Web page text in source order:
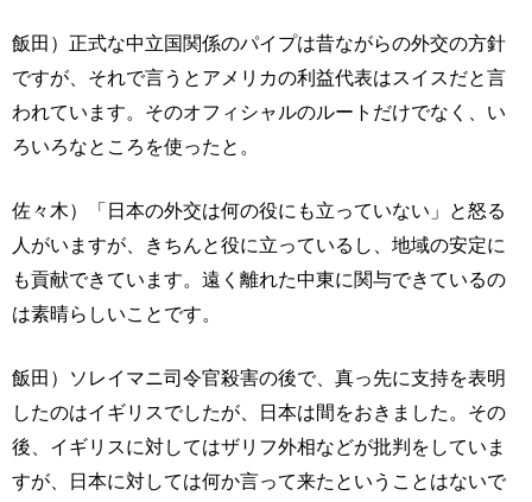
飯田）正式な中立国関係のパイプは昔ながらの外交の方針
ですが、それで言うとアメリカの利益代表はスイスだと言
われています。そのオフィシャルのルートだけでなく、い
ろいろなところを使ったと。
佐々木）「日本の外交は何の役にも立っていない」と怒る
人がいますが、きちんと役に立っているし、地域の安定に
も貢献できています。遠く離れた中東に関与できているの
は素晴らしいことです。
飯田）ソレイマニ司令官殺害の後で、真っ先に支持を表明
したのはイギリスでしたが、日本は間をおきました。その
後、イギリスに対してはザリフ外相などが批判をしていま
すが、日本に対しては何か言って来たということはないで